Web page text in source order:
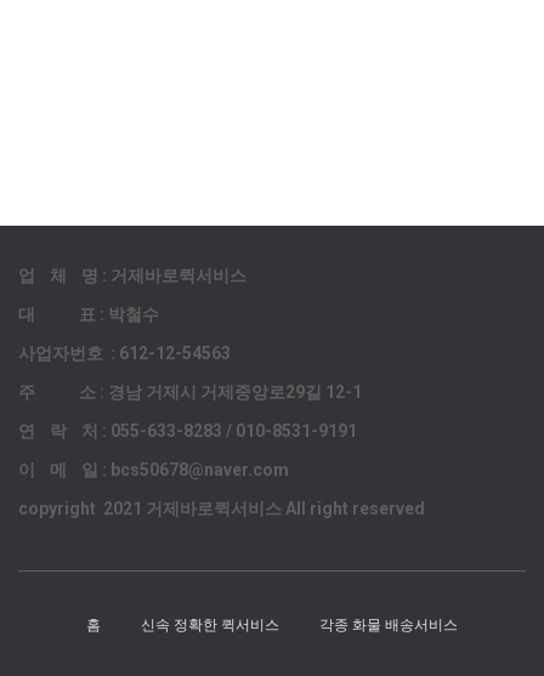
업 체 명 : 거제바로퀵서비스
대 표 : 박철수
사업자번호 : 612-12-54563
주 소 : 경남 거제시 거제중앙로29길 12-1
연 락 처 : 055-633-8283 / 010-8531-9191
이 메 일 : bcs50678@naver.com
copyright 2021 거제바로퀵서비스 All right reserved
홈 신속 정확한 퀵서비스 각종 화물 배송서비스